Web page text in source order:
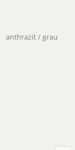
anthrazit / grau